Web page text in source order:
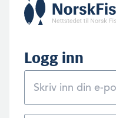
Logg inn